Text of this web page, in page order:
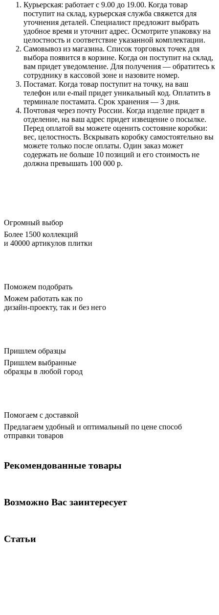
Курьерская: работает с 9.00 до 19.00. Когда товар
поступит на склад, курьерская служба свяжется для
уточнения деталей. Специалист предложит выбрать
удобное время и уточнит адрес. Осмотрите упаковку на
целостность и соответствие указанной комплектации.
Самовывоз из магазина. Список торговых точек для
выбора появится в корзине. Когда он поступит на склад,
вам придет уведомление. Для получения — обратитесь к
сотруднику в кассовой зоне и назовите номер.
Постамат. Когда товар поступит на точку, на ваш
телефон или e-mail придет уникальный код. Оплатить в
терминале постамата. Срок хранения — 3 дня.
Почтовая через почту России. Когда изделие придет в
отделение, на ваш адрес придет извещение о посылке.
Перед оплатой вы можете оценить состояние коробки:
вес, целостность. Вскрывать коробку самостоятельно вы
можете только после оплаты. Один заказ может
содержать не больше 10 позиций и его стоимость не
должна превышать 100 000 р.
Огромный выбор
Более 1500 коллекций
и 40000 артикулов плитки
Поможем подобрать
Можем работать как по
дизайн-проекту, так и без него
Пришлем образцы
Пришлем выбранные
образцы в любой город
Помогаем с доставкой
Предлагаем удобный и оптимальный по цене способ
отправки товаров
Рекомендованные товары
Возможно Вас заинтересует
Статьи